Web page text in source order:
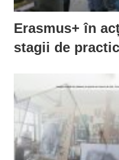
Erasmus+ în
stagii de